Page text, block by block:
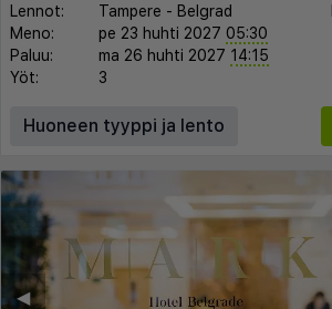
Lennot: Tampere - Belgrad
Meno:
pe 23 huhti 2027 05:30
Paluu:
ma 26 huhti 2027 14:15
Yöt:
3
Huoneen tyyppi ja lento
◀︎